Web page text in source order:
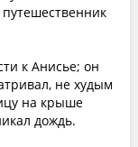
к Анисье; он
не худым
на крыше
дождь.